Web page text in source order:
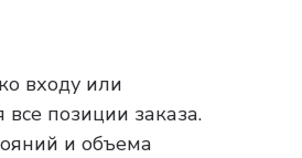
входу или
позиции заказа.
и объема